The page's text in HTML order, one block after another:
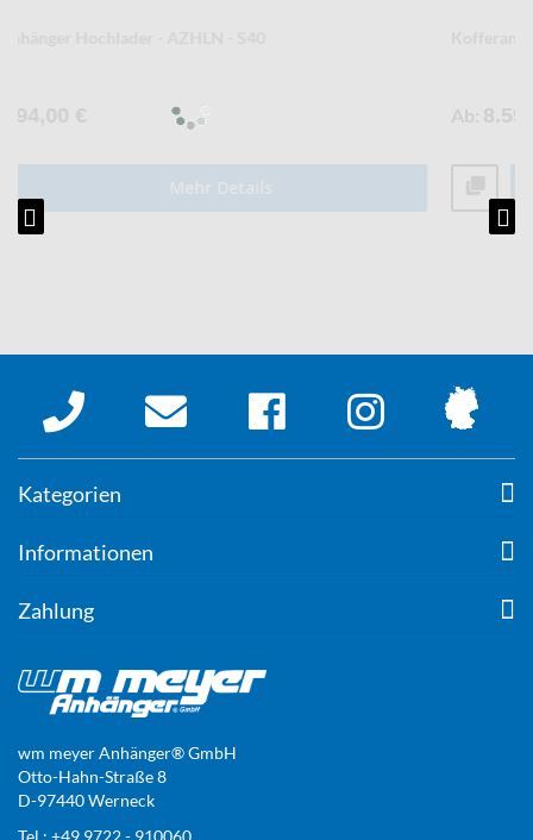
8.599,00 €
Mehr Details
Kategorien
Informationen
Zahlung
wm meyer Anhänger® GmbH
Otto-Hahn-Straße 8
D-97440 Werneck